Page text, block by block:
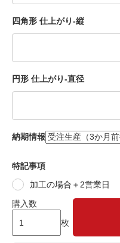
四角形 仕上がり-縦
円形 仕上がり-直径
納期情報
特記事項
加工の場合＋2営業日
購入数
枚